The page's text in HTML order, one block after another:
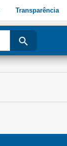
Transparência
search